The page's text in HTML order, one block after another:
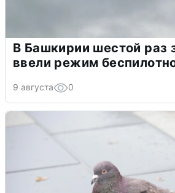
В Башкирии шестой раз
ввели режим
9 августа 0